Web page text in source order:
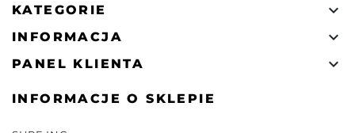
KATEGORIE 
INFORMACJA 
PANEL KLIENTA 
INFORMACJE O SKLEPIE